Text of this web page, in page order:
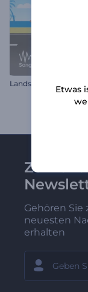
Landschaftsfahrt-
Zu
Gehören Sie
neuesten
erhalten
Etwas